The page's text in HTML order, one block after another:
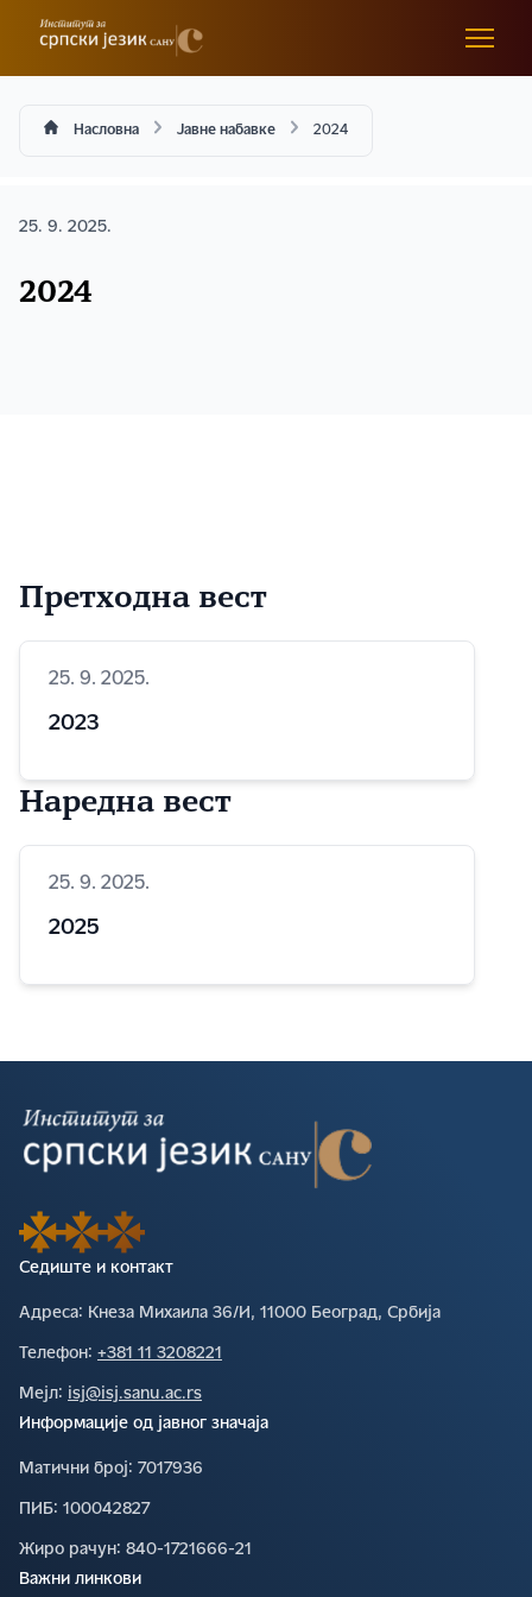
Насловна Јавне набавке 2024
25. 9. 2025.
2024
Претходна вест
25. 9. 2025.
2023
Наредна вест
25. 9. 2025.
2025
Седиште и контакт
Адреса∶ Кнеза Михаила 36/И, 11000 Београд, Србија
Телефон∶ +381 11 3208221
Мејл∶ isj@isj.sanu.ac.rs
Информације од јавног значаја
Матични број∶ 7017936
ПИБ∶ 100042827
Жиро рачун∶ 840-1721666-21
Важни линкови